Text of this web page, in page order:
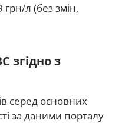
л (без змін,
згідно з
серед основних
за даними порталу